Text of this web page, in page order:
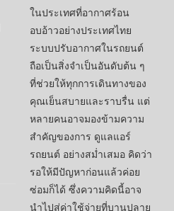
ในประเทศที่อากาศร้อน
อบอ้าวอย่างประเทศไทย
ระบบปรับอากาศในรถยนต์
ถือเป็นสิ่งจำเป็นอันดับต้น ๆ
ที่ช่วยให้ทุกการเดินทางของ
คุณเย็นสบายและราบรื่น แต่
หลายคนอาจมองข้ามความ
สำคัญของการ ดูแลแอร์
รถยนต์ อย่างสม่ำเสมอ คิดว่า
รอให้มีปัญหาก่อนแล้วค่อย
ซ่อมก็ได้ ซึ่งความคิดนี้อาจ
นำไปสู่ค่าใช้จ่ายที่บานปลาย